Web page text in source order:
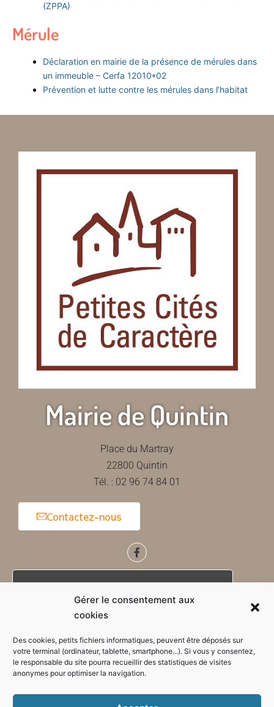
Gérer le consentement aux
cookies
Des cookies, petits fichiers informatiques, peuvent être déposés sur
votre terminal (ordinateur, tablette, smartphone...). Si vous y consentez,
le responsable du site pourra recueillir des statistiques de visites
anonymes pour optimiser la navigation.
(ZPPA)
Mérule
Déclaration en mairie de la présence de mérules dans
un immeuble – Cerfa 12010*02
Prévention et lutte contre les mérules dans l’habitat
Mairie de Quintin
Place du Martray
22800 Quintin
Tél. : 02 96 74 84 01
Contactez-nous